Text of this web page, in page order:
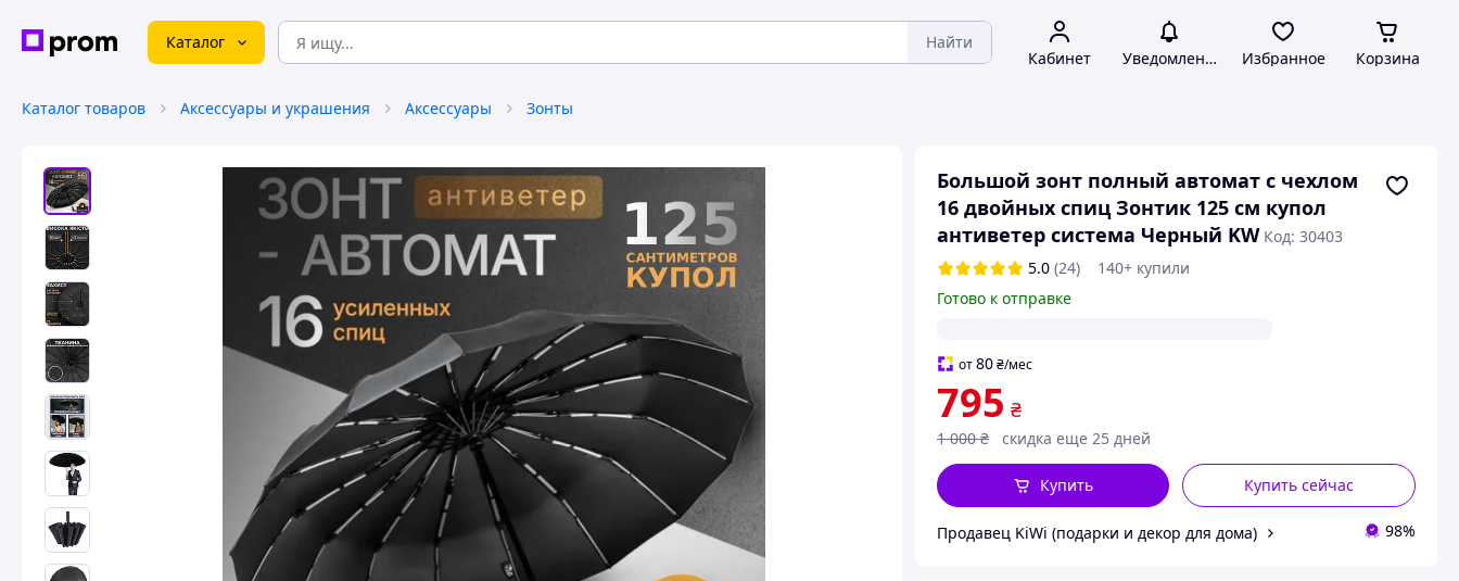
Каталог Найти
Кабинет Уведомления Избранное Корзина
Каталог товаров Аксессуары и украшения Аксессуары Зонты
Большой зонт полный автомат с чехлом
16 двойных спиц Зонтик 125 см купол
антиветер система Черный KW Код: 30403
5.0 (24)
140+ купили
Готово к отправке
от80 ₴/мес
795 ₴
1 000 ₴ скидка еще 25 дней
Купить сейчас
Купить
Продавец KiWi (подарки и декор для дома) 98%